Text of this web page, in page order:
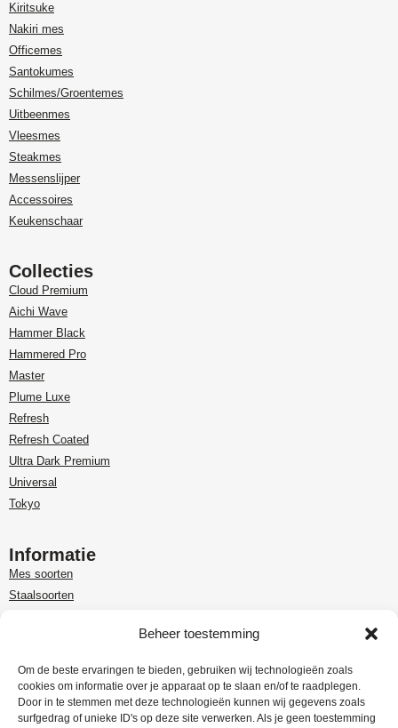
Beheer toestemming
Om de beste ervaringen te bieden, gebruiken wij technologieën zoals
cookies om informatie over je apparaat op te slaan en/of te raadplegen.
Door in te stemmen met deze technologieën kunnen wij gegevens zoals
surfgedrag of unieke ID's op deze site verwerken. Als je geen toestemming
Kiritsuke
Nakiri mes
Officemes
Santokumes
Schilmes/Groentemes
Uitbeenmes
Vleesmes
Steakmes
Messenslijper
Accessoires
Keukenschaar
Collecties
Cloud Premium
Aichi Wave
Hammer Black
Hammered Pro
Master
Plume Luxe
Refresh
Refresh Coated
Ultra Dark Premium
Universal
Tokyo
Informatie
Mes soorten
Staalsoorten
Customer care
Garantie en retour
Leveringsinformatie